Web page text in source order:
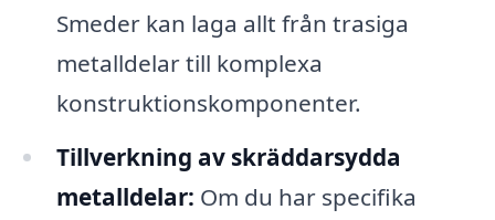
Smeder kan laga allt från trasiga
metalldelar till komplexa
konstruktionskomponenter.
Tillverkning av skräddarsydda
metalldelar: Om du har specifika